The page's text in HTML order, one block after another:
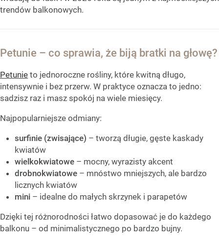
trendów balkonowych.
Petunie – co sprawia, że biją bratki na głowę?
Petunie to jednoroczne rośliny, które kwitną długo,
intensywnie i bez przerw. W praktyce oznacza to jedno:
sadzisz raz i masz spokój na wiele miesięcy.
Najpopularniejsze odmiany:
surfinie (zwisające) – tworzą długie, gęste kaskady
kwiatów
wielkokwiatowe – mocny, wyrazisty akcent
drobnokwiatowe – mnóstwo mniejszych, ale bardzo
licznych kwiatów
mini – idealne do małych skrzynek i parapetów
Dzięki tej różnorodności łatwo dopasować je do każdego
balkonu – od minimalistycznego po bardzo bujny.